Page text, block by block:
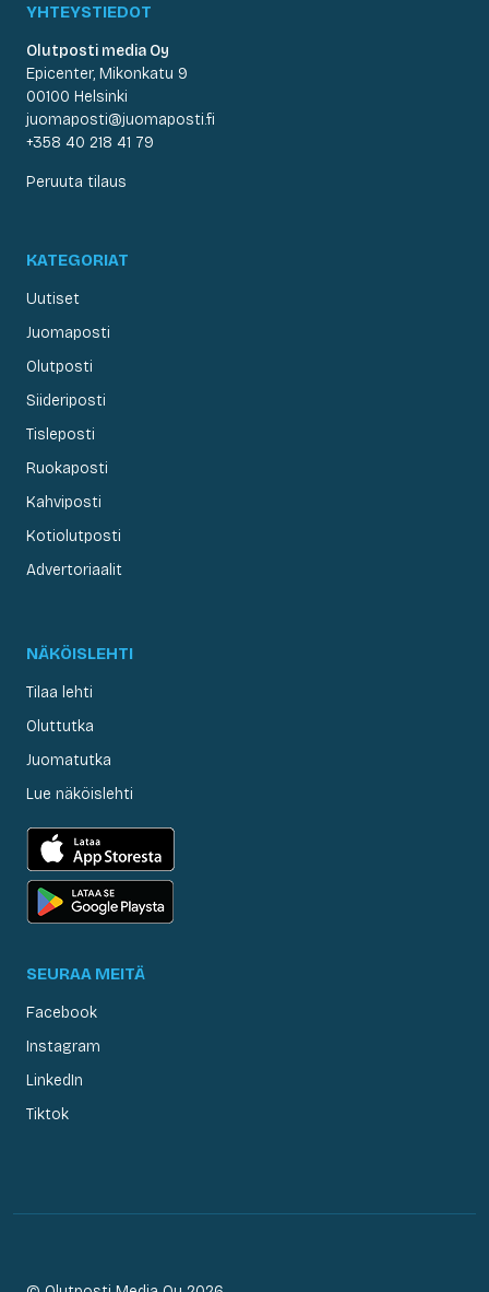
YHTEYSTIEDOT
Olutposti media Oy
Epicenter, Mikonkatu 9
00100 Helsinki
juomaposti@juomaposti.fi
+358 40 218 41 79
Peruuta tilaus
KATEGORIAT
Uutiset
Juomaposti
Olutposti
Siideriposti
Tisleposti
Ruokaposti
Kahviposti
Kotiolutposti
Advertoriaalit
NÄKÖISLEHTI
Tilaa lehti
Oluttutka
Juomatutka
Lue näköislehti
SEURAA MEITÄ
Facebook
Instagram
LinkedIn
Tiktok